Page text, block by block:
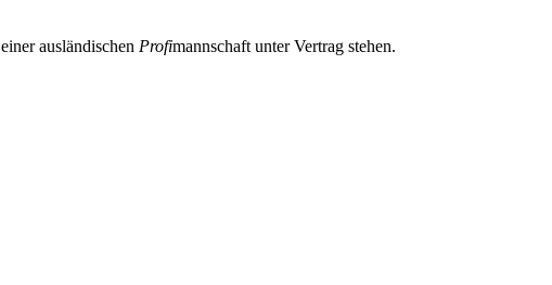
ausländischen Profimannschaft unter Vertrag stehen.